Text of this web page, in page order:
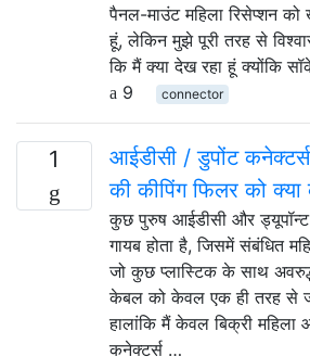
पैनल-माउंट महिला रिसेप्शन
हूं, लेकिन मुझे पूरी तरह से
कि मैं क्या देख रहा हूं क्योंकि
9
connector
1
आईडीसी / डुपोंट
की कीपिंग फिलर को क्या
कुछ पुरुष आईडीसी और
गायब होता है, जिसमें संबंधित
जो कुछ प्लास्टिक के साथ
केबल को केवल एक ही तरह से
हालांकि मैं केवल बिक्री महिला
कनेक्टर्स …